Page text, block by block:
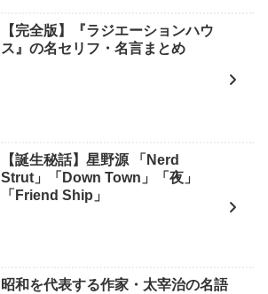
【完全版】『ラジエーションハウ
ス』の名セリフ・名言まとめ
【誕生秘話】星野源 「Nerd
Strut」「Down Town」「夜」
「Friend Ship」
昭和を代表する作家・太宰治の名語